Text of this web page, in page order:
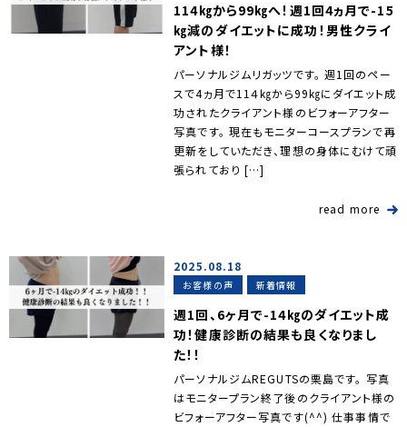
114㎏から99㎏へ！週1回4ヵ月で-15
㎏減のダイエットに成功！男性クライ
アント様！
パーソナルジムリガッツです。 週1回のペー
スで4ヵ月で11４㎏から99㎏にダイエット成
功されたクライアント様のビフォーアフター
写真です。 現在もモニターコースプランで再
更新をしていただき、理想の身体にむけて頑
張られており […]
read more
2025.08.18
お客様の声 新着情報
週1回、6ヶ月で-14㎏のダイエット成
功！健康診断の結果も良くなりまし
た！！
パーソナルジムREGUTSの栗島です。 写真
はモニタープラン終了後のクライアント様の
ビフォーアフター写真です(^^) 仕事事情で